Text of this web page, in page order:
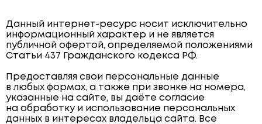
Данный интернет-ресурс носит исключительно
информационный характер и не является
публичной офертой, определяемой положениями
Статьи 437 Гражданского кодекса РФ.
Предоставляя свои персональные данные
в любых формах, а также при звонке на номера,
указанные на сайте, вы даёте согласие
на обработку и использование персональных
данных в интересах владельца сайта. Все